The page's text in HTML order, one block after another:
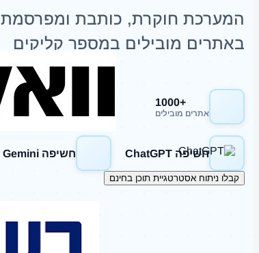
המערכת חוקרת, כותבת ומפרסמת
באתרים מובילים במספר קליקים
+1000
אתרים מובילים
חשיפה Google
חשיפה ChatGPT חשיפה Gemini
קבלו ניתוח אסטרטגיית תוכן בחינם